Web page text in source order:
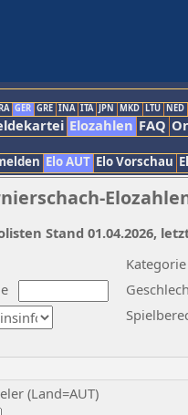
GER GRE INA ITA JPN MKD LTU NED
Elozahlen FAQ
Elo AUT Elo Vorschau
Kategorie
(Land=AUT)
Stand 01.04.2026,